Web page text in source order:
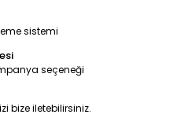
sistemi
seçeneği
bize iletebilirsiniz.